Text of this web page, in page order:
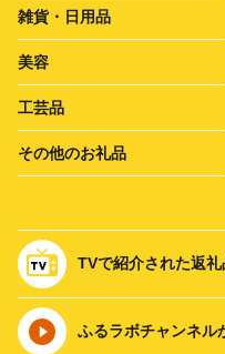
雑貨・日用品
美容
工芸品
その他のお礼品
TVで紹介された返
ふるラボチャンネル